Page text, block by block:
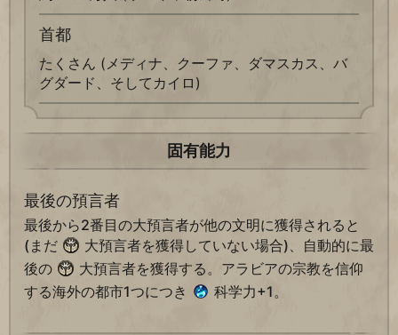
首都
たくさん (メディナ、クーファ、ダマスカス、バ
グダード、そしてカイロ)
固有能力
最後の預言者
最後から2番目の大預言者が他の文明に獲得されると
(まだ
大預言者を獲得していない場合)、自動的に最
後の
大預言者を獲得する。アラビアの宗教を信仰
する海外の都市1つにつき
科学力+1。